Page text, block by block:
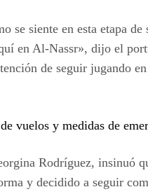
se siente en esta etapa
en Al-Nassr», dijo el
de seguir jugando
vuelos y medidas de
Rodríguez,
y decidido a seguir